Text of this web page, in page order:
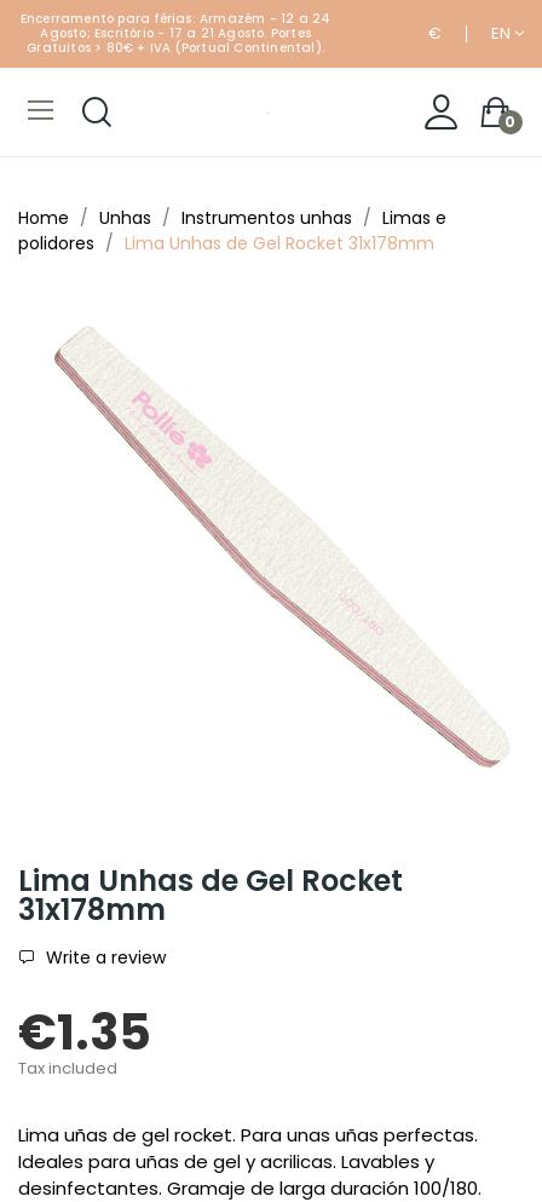
Encerramento para férias: Armazém - 12 a 24
Agosto; Escritório - 17 a 21 Agosto. Portes
Gratuitos > 80€ + IVA (Portual Continental).
€ EN
0
Home Unhas Instrumentos unhas
Limas e
polidores
Lima Unhas de Gel Rocket 31x178mm
Lima Unhas de Gel Rocket
31x178mm
Write a review
€1.35
Tax included
Lima uñas de gel rocket. Para unas uñas perfectas.
Ideales para uñas de gel y acrilicas. Lavables y
desinfectantes. Gramaje de larga duración 100/180.